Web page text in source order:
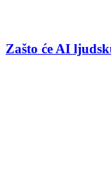
Zašto će AI